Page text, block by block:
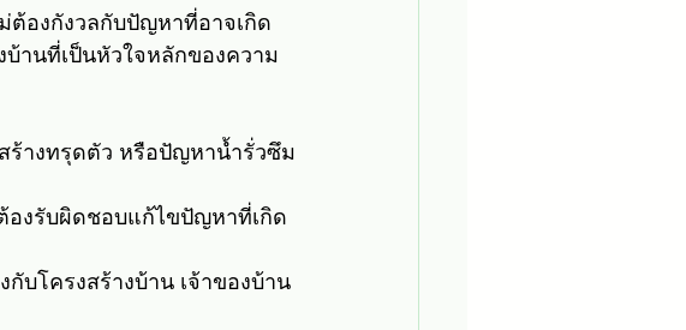
ต้องกังวลกับปัญหาที่อาจเกิด
บ้านที่เป็นหัวใจหลักของความ
ร้างทรุดตัว หรือปัญหาน้ำรั่วซึม
องรับผิดชอบแก้ไขปัญหาที่เกิด
บโครงสร้างบ้าน เจ้าของบ้าน